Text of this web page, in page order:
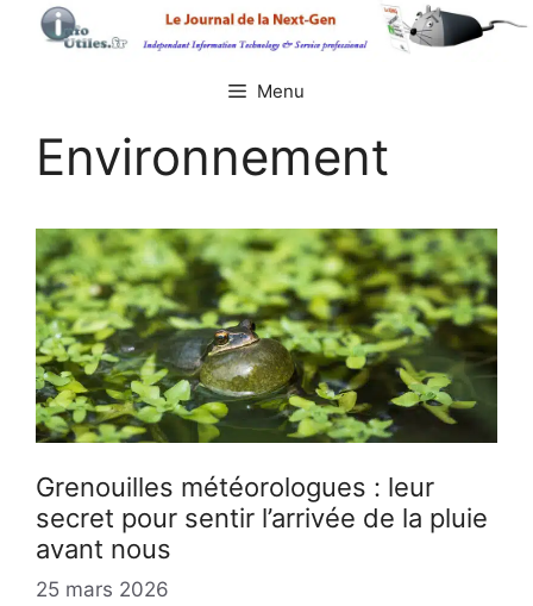
Aller
Menu
Environnement
Grenouilles météorologues : leur
secret pour sentir l’arrivée de la pluie
avant nous
25 mars 2026